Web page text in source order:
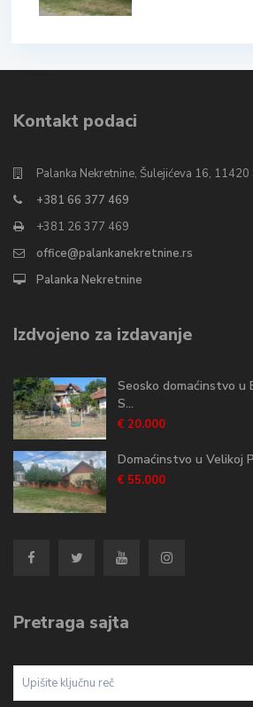
Kontakt podaci
Palanka Nekretnine, Šulejićeva 16,
+381 66 377 469
+381 26 377 469
office@palankanekretnine.rs
Palanka Nekretnine
Izdvojeno za izdavanje
Seosko domaćinstvo u
S...
€ 20.000
Domaćinstvo u Velikoj
€ 55.000
Pretraga sajta